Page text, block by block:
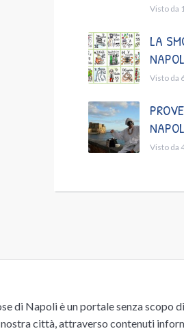
Visto da
LA
Visto da
Visto da
di Napoli è un portale senza scopo
città, attraverso contenuti